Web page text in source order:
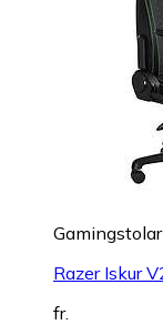
Gamingstolar
Razer Iskur
fr.